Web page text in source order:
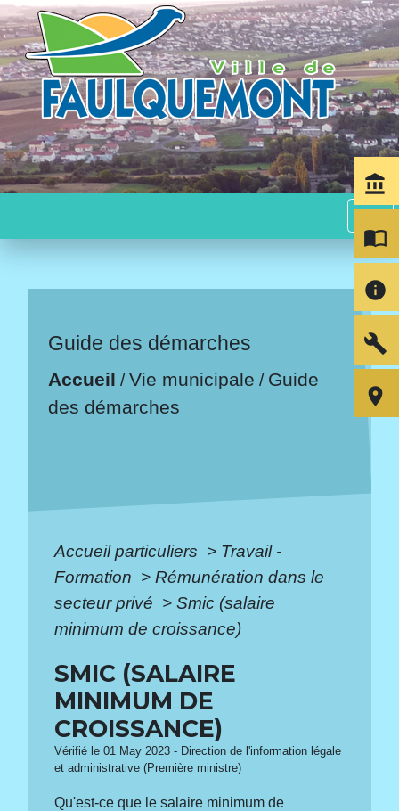
menu
Guide des démarches
Accueil /Vie municipale / Guide
des démarches
Accueil particuliers > Travail -
Formation > Rémunération dans le
secteur privé > Smic (salaire
minimum de croissance)
SMIC (SALAIRE
MINIMUM DE
CROISSANCE)
Vérifié le 01 May 2023 - Direction de l'information légale
et administrative (Première ministre)
Qu'est-ce que le salaire minimum de
account_balance
import_contacts
info
build
room